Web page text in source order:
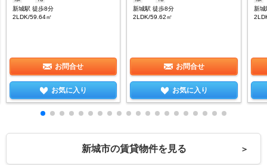
新城駅 徒歩8分
2LDK/59.64㎡
お問合せ
お気に入り
新城駅 徒歩8分
2LDK/59.62㎡
お問合せ
お気に入り
新城
新城市の賃貸物件を見る ＞